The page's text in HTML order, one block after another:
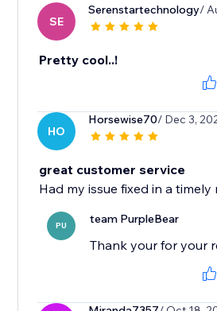
SE
Serenstartechnology/
Pretty cool..!
HO
Horsewise70/ Dec 3,
great customer service
Had my issue fixed in a timely
PU team PurpleBear
Thank your for your